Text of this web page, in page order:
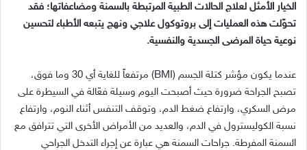
الخيار الأمثل لعلاج الحالات الطبية المرتبطة بالسمنة ومضاعفاتها؛ فقد
تحوّلت هذه العمليات إلى بروتوكول علاجي ونهج يتبعه الأطباء لتحسين
نوعية حياة المرضى الجسدية والنفسية.
عندما يكون مؤشر كتلة الجسم (BMI) مرتفعاً للغاية أي
وما فوق،
تصبح الجراحة ضرورة حيث أصبحت اليوم وسيلة فعّالة في السيطرة على
مرض السكري، وارتفاع ضغط الدم، وتوقف التنفس أثناء النوم، وارتفاع
نسبة الكوليسترول في الدم، والعديد من الأمراض الأخرى التي تترافق مع
السمنة المفرطة. جراحات السمنة هي عبارة عن إجراء التدخل الجراحي